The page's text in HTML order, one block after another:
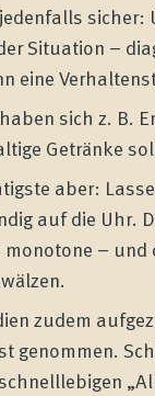
Situation –
eine
sich z. B.
Getränke
aber:
auf die Uhr.
monotone –
zudem
genommen.